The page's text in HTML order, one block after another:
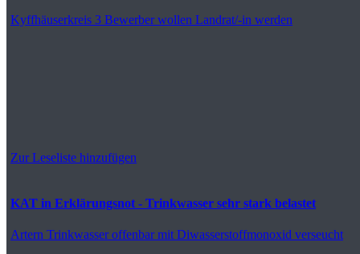
Kyffhäuserkreis 3 Bewerber wollen Landrat/-in werden
Zur Leseliste hinzufügen
KAT in Erklärungsnot - Trinkwasser sehr stark belastet
Artern Trinkwasser offenbar mit Diwasserstoffmonoxid verseucht